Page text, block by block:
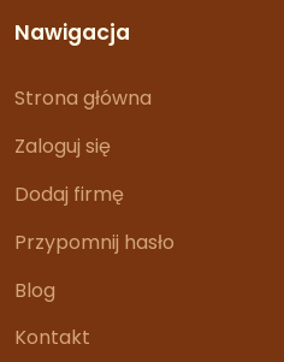
Nawigacja
Strona główna
Zaloguj się
Dodaj firmę
Przypomnij hasło
Blog
Kontakt